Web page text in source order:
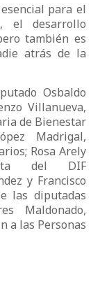
para el
el desarrollo
también es
atrás de la
Osbaldo
Villanueva,
de Bienestar
Madrigal,
Rosa Arely
del DIF
y Francisco
las diputadas
Maldonado,
a las Personas